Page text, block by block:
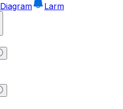
Diagram
Larm